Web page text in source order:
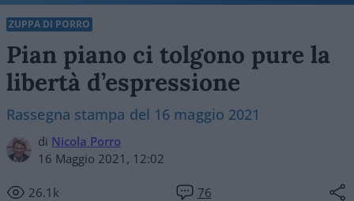
ZUPPA DI PORRO
Pian piano ci tolgono pure la
libertà d’espressione
Rassegna stampa del 16 maggio 2021
di Nicola Porro
16 Maggio 2021, 12:02
26.1k 76